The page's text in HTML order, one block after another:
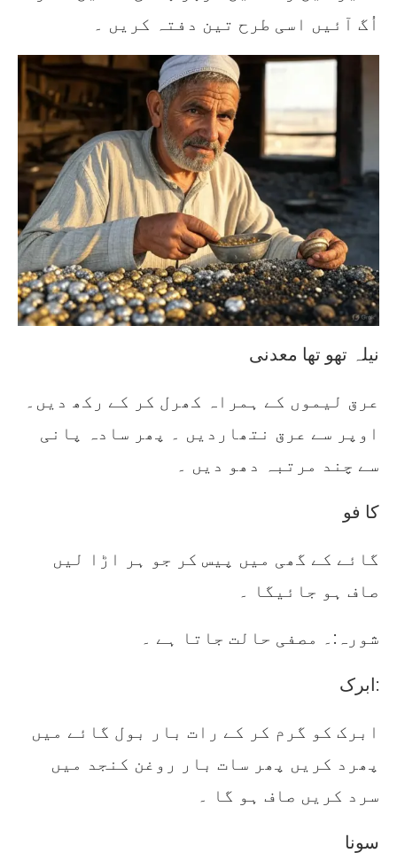
اُگ آئیں اسی طرح تین دفتہ کریں ۔
نیلہ تھو تھا معدنی
اوپر سے عرق نتھاردیں ۔ پھر سادہ پانی
سے چند مرتبہ دھو دیں ۔
کا فو
صاف ہو جائیگا ۔
شورہ:۔ مصفی حالت جاتا ہے ۔
ابرک:
پھرد کریں پھر سات بار روغن کنجد میں
سرد کریں صاف ہو گا ۔
سونا